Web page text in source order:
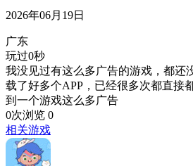
2026年06月19日
广东
玩过0秒
我没见过有这么多广告的游戏，都还
载了好多个APP，已经很多次都直接
到一个游戏这么多广告
0次浏览 0
相关游戏